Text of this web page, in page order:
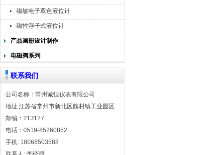
磁敏电子双色液位计
磁性浮子式液位计
产品画册设计制作
电磁阀系列
联系我们
公司名称：常州诚恒仪表有限公司
地址:江苏省常州市新北区魏村镇工业园区
邮编：213127
电话：0519-85260852
手机: 18068503588